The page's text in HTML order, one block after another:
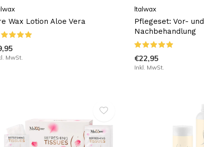
Wax Lotion Aloe Vera
MwSt.
Italwax
Pflegeset: Vor- und
Nachbehandlung
€22,95
Inkl. MwSt.